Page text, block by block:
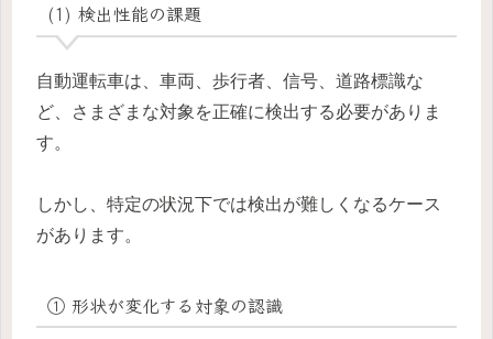
(1) 検出性能の課題
自動運転車は、車両、歩行者、信号、道路標識な
ど、さまざまな対象を正確に検出する必要がありま
す。
しかし、特定の状況下では検出が難しくなるケース
があります。
① 形状が変化する対象の認識